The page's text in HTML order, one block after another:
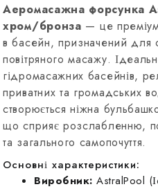
Аеромасажна форсунка
хром/бронза — це
в басейн, призначений для
повітряного масажу.
гідромасажних басейнів,
приватних та громадських
створюється ніжна
що сприяє розслабленню,
та загального самопочуття.
Основні характеристики:
Виробник: AstralPool